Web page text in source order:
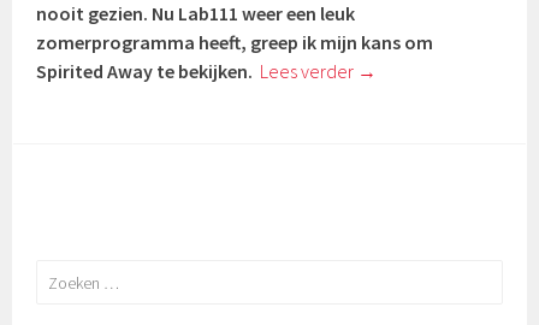
nooit gezien. Nu Lab111 weer een leuk
zomerprogramma heeft, greep ik mijn kans om
Spirited Away te bekijken. Lees verder →
Zoeken